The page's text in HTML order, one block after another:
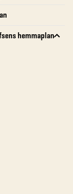
hemmaplan